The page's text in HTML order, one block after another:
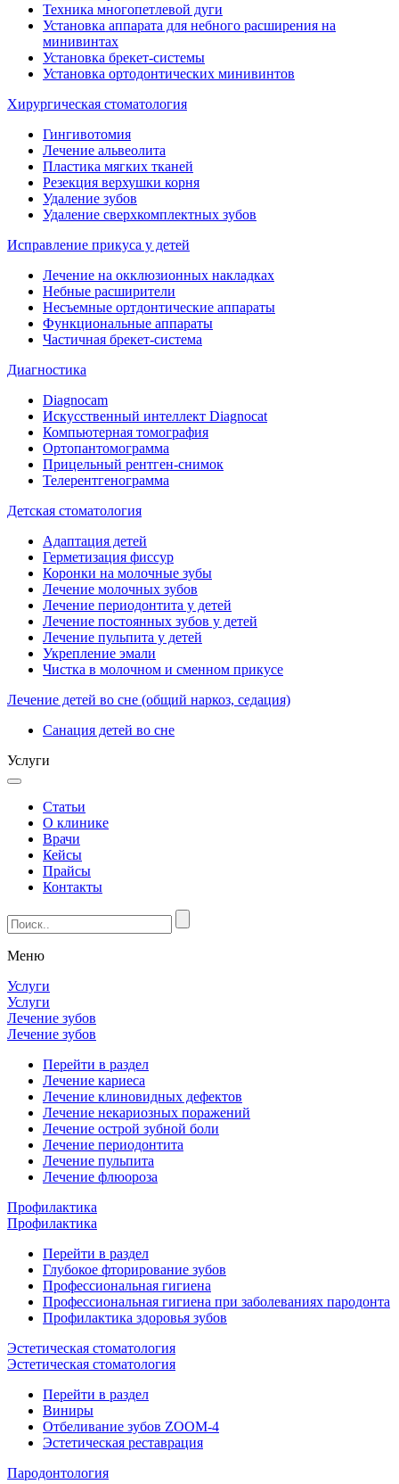
Техника многопетлевой дуги
Установка аппарата для небного расширения на
минивинтах
Установка брекет-системы
Установка ортодонтических минивинтов
Хирургическая стоматология
Гингивотомия
Лечение альвеолита
Пластика мягких тканей
Резекция верхушки корня
Удаление зубов
Удаление сверхкомплектных зубов
Исправление прикуса у детей
Лечение на окклюзионных накладках
Небные расширители
Несъемные ортдонтические аппараты
Функциональные аппараты
Частичная брекет-система
Диагностика
Diagnocam
Искусственный интеллект Diagnocat
Компьютерная томография
Ортопантомограмма
Прицельный рентген-снимок
Телерентгенограмма
Детская стоматология
Адаптация детей
Герметизация фиссур
Коронки на молочные зубы
Лечение молочных зубов
Лечение периодонтита у детей
Лечение постоянных зубов у детей
Лечение пульпита у детей
Укрепление эмали
Чистка в молочном и сменном прикусе
Лечение детей во сне (общий наркоз, седация)
Санация детей во сне
Услуги
Статьи
О клинике
Врачи
Кейсы
Прайсы
Контакты
Меню
Услуги
Услуги
Лечение зубов
Лечение зубов
Перейти в раздел
Лечение кариеса
Лечение клиновидных дефектов
Лечение некариозных поражений
Лечение острой зубной боли
Лечение периодонтита
Лечение пульпита
Лечение флюороза
Профилактика
Профилактика
Перейти в раздел
Глубокое фторирование зубов
Профессиональная гигиена
Профессиональная гигиена при заболеваниях пародонта
Профилактика здоровья зубов
Эстетическая стоматология
Эстетическая стоматология
Перейти в раздел
Виниры
Отбеливание зубов ZOOM-4
Эстетическая реставрация
Пародонтология